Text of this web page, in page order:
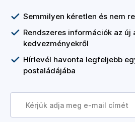
Semmilyen kéretlen és nem
Rendszeres információk az új
kedvezményekről
Hírlevél havonta legfeljebb
postaládájába